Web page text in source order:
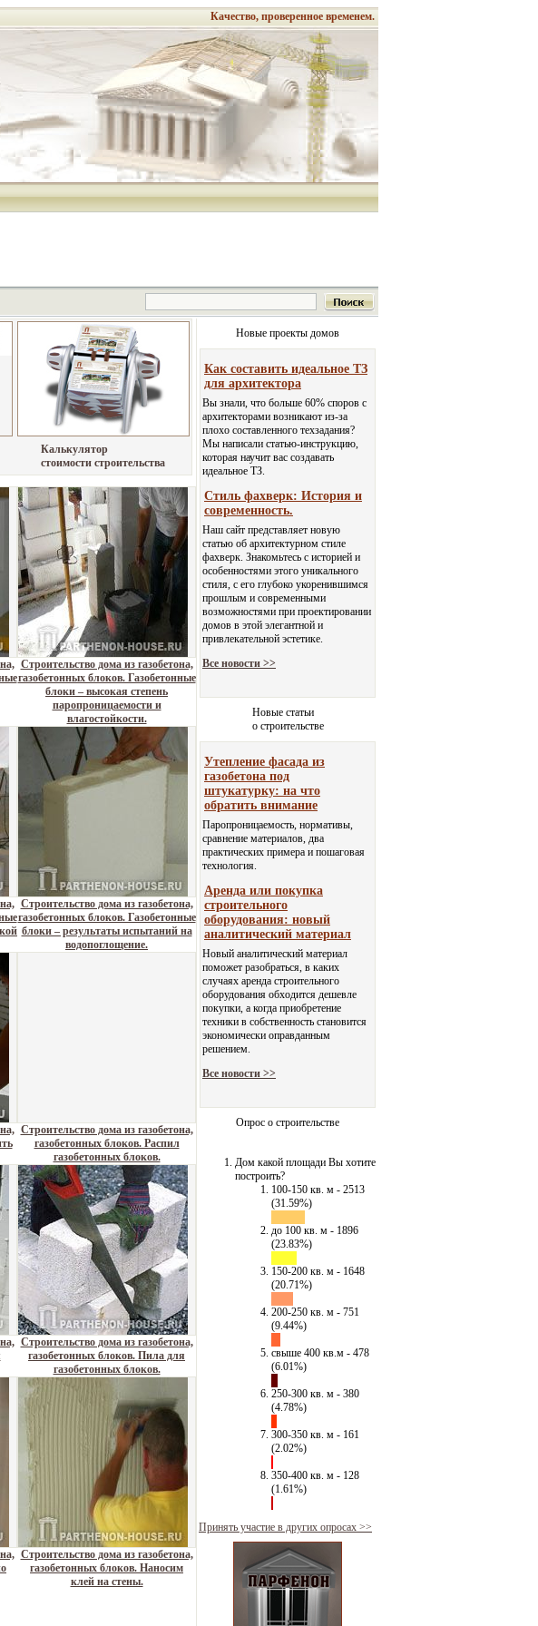
Качество, проверенное временем.
Калькулятор
стоимости строительства
Строительство дома из газобетона,
газобетонных блоков. Газобетонные
блоки – высокая степень
паропроницаемости и
влагостойкости.
Строительство дома из газобетона,
газобетонных блоков. Газобетонные
блоки – результаты испытаний на
водопоглощение.
Строительство дома из газобетона,
газобетонных блоков. Распил
газобетонных блоков.
Строительство дома из газобетона,
газобетонных блоков. Пила для
газобетонных блоков.
Строительство дома из газобетона,
газобетонных блоков. Наносим
клей на стены.
Новые проекты домов
Как составить идеальное ТЗ
для архитектора
Вы знали, что больше 60% споров с
архитекторами возникают из-за
плохо составленного техзадания?
Мы написали статью-инструкцию,
которая научит вас создавать
идеальное ТЗ.
Стиль фахверк: История и
современность.
Наш сайт представляет новую
статью об архитектурном стиле
фахверк. Знакомьтесь с историей и
особенностями этого уникального
стиля, с его глубоко укоренившимся
прошлым и современными
возможностями при проектировании
домов в этой элегантной и
привлекательной эстетике.
Все новости >>
Новые статьи
о строительстве
Утепление фасада из
газобетона под
штукатурку: на что
обратить внимание
Паропроницаемость, нормативы,
сравнение материалов, два
практических примера и пошаговая
технология.
Аренда или покупка
строительного
оборудования: новый
аналитический материал
Новый аналитический материал
поможет разобраться, в каких
случаях аренда строительного
оборудования обходится дешевле
покупки, а когда приобретение
техники в собственность становится
экономически оправданным
решением.
Все новости >>
Опрос о строительстве
Дом какой площади Вы хотите
построить?
100-150 кв. м - 2513
(31.59%)
до 100 кв. м - 1896
(23.83%)
150-200 кв. м - 1648
(20.71%)
200-250 кв. м - 751
(9.44%)
свыше 400 кв.м - 478
(6.01%)
250-300 кв. м - 380
(4.78%)
300-350 кв. м - 161
(2.02%)
350-400 кв. м - 128
(1.61%)
Принять участие в других опросах >>